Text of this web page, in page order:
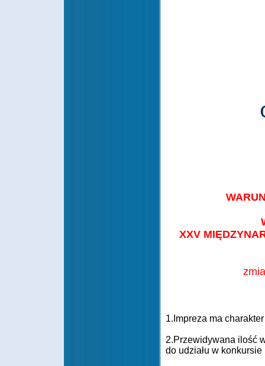
XXV
1.Impreza ma
2.Przewidywana ilość
do udziału w